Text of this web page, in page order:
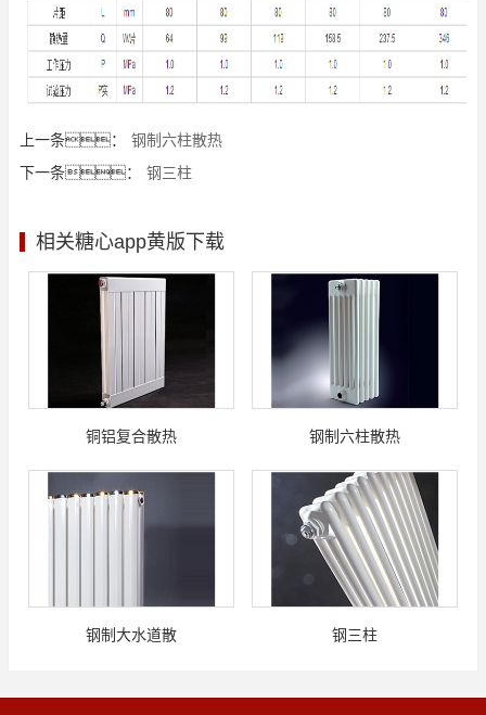
上一条：
钢制六柱散热
下一条：
钢三柱
相关糖心app黄版下载
铜铝复合散热 钢制六柱散热
钢制大水道散 钢三柱